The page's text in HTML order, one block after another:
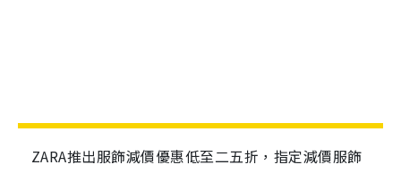
ZARA推出服飾減價優惠低至二五折，指定減價服飾